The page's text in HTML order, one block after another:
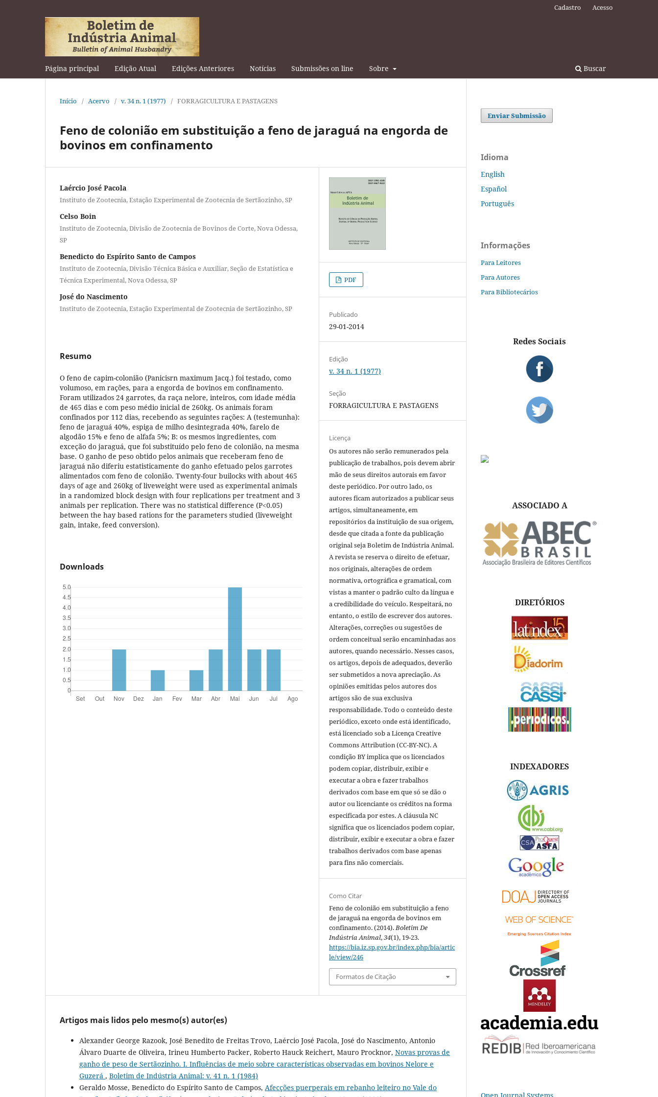
Página principal Edição Atual Edições Anteriores Notícias Submissões on line Sobre Buscar
Cadastro Acesso
Início / Acervo / v. 34 n. 1 (1977) / FORRAGICULTURA E PASTAGENS
Feno de colonião em substituição a feno de jaraguá na engorda de
bovinos em confinamento
Laércio José Pacola
Instituto de Zootecnia, Estação Experimental de Zootecnia de Sertãozinho, SP
Celso Boin
Instituto de Zootecnia, Divisão de Zootecnia de Bovinos de Corte, Nova Odessa,
SP
Benedicto do Espírito Santo de Campos
Instituto de Zootecnia, Divisão Técnica Básica e Auxiliar, Seção de Estatística e
Técnica Experimental, Nova Odessa, SP
José do Nascimento
Instituto de Zootecnia, Estação Experimental de Zootecnia de Sertãozinho, SP
Resumo
O feno de capim-colonião (Panicisrn maximum Jacq.) foi testado, como
volumoso, em rações, para a engorda de bovinos em confinamento.
Foram utilizados 24 garrotes, da raça nelore, inteiros, com idade média
de 465 dias e com peso médio inicial de 260kg. Os animais foram
confinados por 112 dias, recebendo as seguintes rações: A (testemunha):
feno de jaraguá 40%, espiga de milho desintegrada 40%, farelo de
algodão 15% e feno de alfafa 5%; B: os mesmos ingredientes, com
exceção do jaraguá, que foi substituído pelo feno de colonião, na mesma
base. O ganho de peso obtido pelos animais que receberam feno de
jaraguá não diferiu estatisticamente do ganho efetuado pelos garrotes
alimentados com feno de colonião. Twenty-four builocks with about 465
days of age and 260kg of liveweight were used as experimental animals
in a randomized block design with four replications per treatment and 3
animals per replication. There was no statistical difference (P<0.05)
between the hay based rations for the parameters studied (liveweight
gain, intake, feed conversion).
Downloads
PDF
Publicado
29-01-2014
Edição
v. 34 n. 1 (1977)
Seção
FORRAGICULTURA E PASTAGENS
Licença
Os autores não serão remunerados pela
publicação de trabalhos, pois devem abrir
mão de seus direitos autorais em favor
deste periódico. Por outro lado, os
autores ficam autorizados a publicar seus
artigos, simultaneamente, em
repositórios da instituição de sua origem,
desde que citada a fonte da publicação
original seja Boletim de Indústria Animal.
A revista se reserva o direito de efetuar,
nos originais, alterações de ordem
normativa, ortográfica e gramatical, com
vistas a manter o padrão culto da língua e
a credibilidade do veículo. Respeitará, no
entanto, o estilo de escrever dos autores.
Alterações, correções ou sugestões de
ordem conceitual serão encaminhadas aos
autores, quando necessário. Nesses casos,
os artigos, depois de adequados, deverão
ser submetidos a nova apreciação. As
opiniões emitidas pelos autores dos
artigos são de sua exclusiva
responsabilidade. Todo o conteúdo deste
periódico, exceto onde está identificado,
está licenciado sob a Licença Creative
Commons Attribution (CC-BY-NC). A
condição BY implica que os licenciados
podem copiar, distribuir, exibir e
executar a obra e fazer trabalhos
derivados com base em que só se dão o
autor ou licenciante os créditos na forma
especificada por estes. A cláusula NC
significa que os licenciados podem copiar,
distribuir, exibir e executar a obra e fazer
trabalhos derivados com base apenas
para fins não comerciais.
Como Citar
Feno de colonião em substituição a feno
de jaraguá na engorda de bovinos em
confinamento. (2014).Boletim De
Indústria Animal,34(1), 19-23.
https://bia.iz.sp.gov.br/index.php/bia/artic
le/view/246
Formatos de Citação
Artigos mais lidos pelo mesmo(s) autor(es)
Alexander George Razook, José Benedito de Freitas Trovo, Laércio José Pacola, José do Nascimento, Antonio
Álvaro Duarte de Oliveira, Irineu Humberto Packer, Roberto Hauck Reichert, Mauro Procknor, Novas provas de
ganho de peso de Sertãozinho. I. Influências de meio sobre características observadas em bovinos Nelore e
Guzerá , Boletim de Indústria Animal: v. 41 n. 1 (1984)
Geraldo Mosse, Benedicto do Espírito Santo de Campos, Afecções puerperais em rebanho leiteiro no Vale do
Enviar Submissão
Idioma
English
Español
Português
Informações
Para Leitores
Para Autores
Para Bibliotecários
Redes Sociais
ASSOCIADO A
DIRETÓRIOS
INDEXADORES